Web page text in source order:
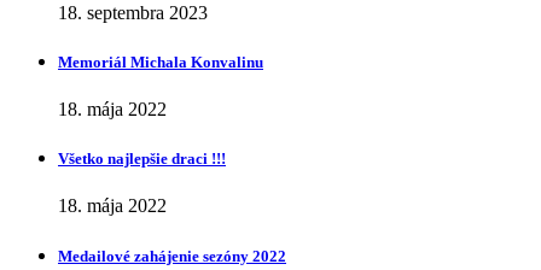
18. septembra 2023
Memoriál Michala Konvalinu
18. mája 2022
Všetko najlepšie draci !!!
18. mája 2022
Medailové zahájenie sezóny 2022